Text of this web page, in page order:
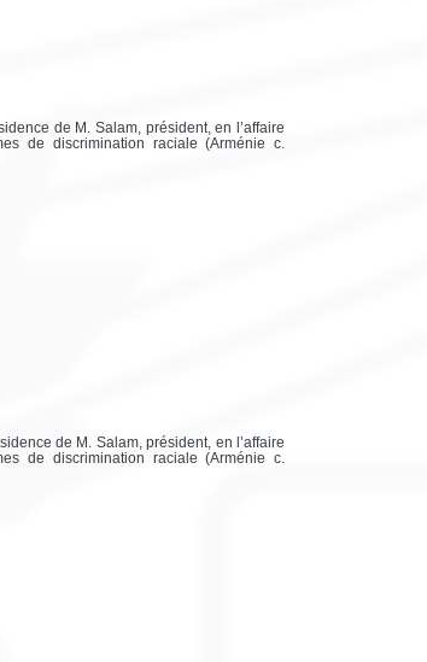
de M. Salam, président, en l’affaire
de discrimination raciale (Arménie c.
de M. Salam, président, en l’affaire
de discrimination raciale (Arménie c.